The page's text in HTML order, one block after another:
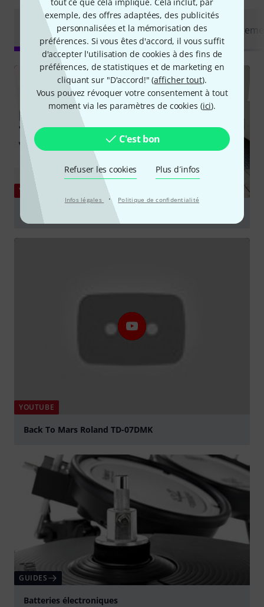
exemple, des offres adaptées, des publicités
personnalisées et la mémorisation des
préférences. Si vous êtes d'accord, il vous suffit
d'accepter l'utilisation de cookies à des fins de
préférences, de statistiques et de marketing en
cliquant sur "D'accord!" (afficher tout).
Vous pouvez révoquer votre consentement à tout
moment via les paramètres de cookies (ici).
C'est bon
Refuser les cookies Plus d´infos
Infos légales · Politique de confidentialité
Vidéos Guides
Rapports
de test
YOUTUBE
Introducing the Roland TD-07 Series V-Drums
YOUTUBE
Back To Mars Roland TD-07DMK
GUIDES
Batteries électroniques